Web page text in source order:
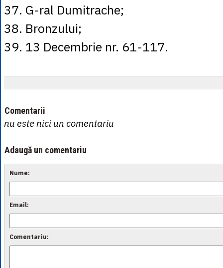
37. G-ral Dumitrache;
38. Bronzului;
39. 13 Decembrie nr. 61-117.
Comentarii
nu este nici un comentariu
Adaugă un comentariu
Nume:
Email:
Comentariu: